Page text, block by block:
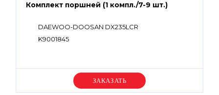
Комплект поршней (1 компл./7-9 шт.)
DAEWOO-DOOSAN DX235LCR
K9001845
Уточняйте цену